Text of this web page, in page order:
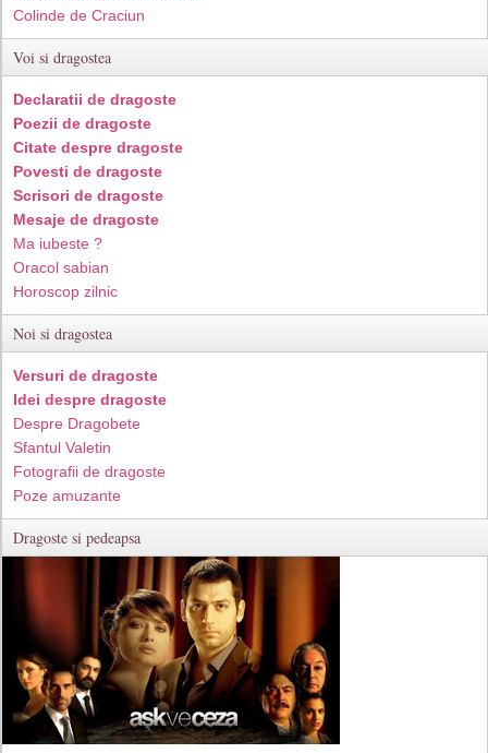
Colinde de Craciun
Voi si dragostea
Declaratii de dragoste
Poezii de dragoste
Citate despre dragoste
Povesti de dragoste
Scrisori de dragoste
Mesaje de dragoste
Ma iubeste ?
Oracol sabian
Horoscop zilnic
Noi si dragostea
Versuri de dragoste
Idei despre dragoste
Despre Dragobete
Sfantul Valetin
Fotografii de dragoste
Poze amuzante
Dragoste si pedeapsa